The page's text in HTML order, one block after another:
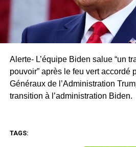
Alerte- L’équipe Biden salue “un
pouvoir” après le feu vert accordé
Généraux de l’Administration
transition à l’administration Biden.
TAGS: